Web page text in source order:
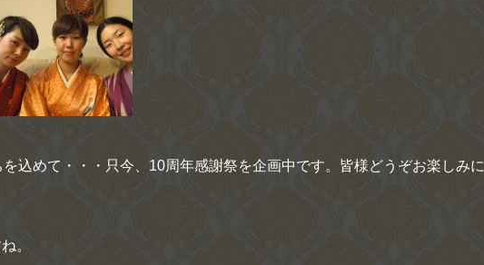
込めて・・・只今、10周年感謝祭を企画中です。皆様どうぞお楽しみに
。